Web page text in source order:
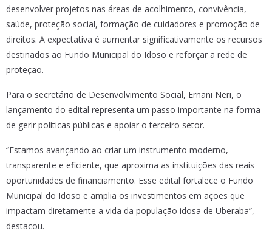
desenvolver projetos nas áreas de acolhimento, convivência,
saúde, proteção social, formação de cuidadores e promoção de
direitos. A expectativa é aumentar significativamente os recursos
destinados ao Fundo Municipal do Idoso e reforçar a rede de
proteção.
Para o secretário de Desenvolvimento Social, Ernani Neri, o
lançamento do edital representa um passo importante na forma
de gerir políticas públicas e apoiar o terceiro setor.
“Estamos avançando ao criar um instrumento moderno,
transparente e eficiente, que aproxima as instituições das reais
oportunidades de financiamento. Esse edital fortalece o Fundo
Municipal do Idoso e amplia os investimentos em ações que
impactam diretamente a vida da população idosa de Uberaba”,
destacou.